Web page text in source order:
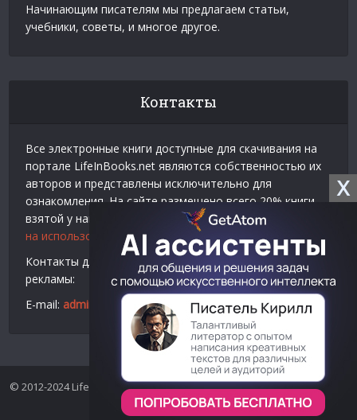
X
Начинающим писателям мы предлагаем статьи,
учебники, советы, и многое другое.
Контакты
Все электронные книги доступные для скачивания на
портале LifeInBooks.net являются собственностью их
авторов и представлены исключительно для
ознакомления. На сайте размещено всего 20% книги
взятой у нашего партнера
Официальное разрешение
на использование материалов Litres .
Контакты для связи по вопросам авторского права и
рекламы:
E-mail: admin@lifeinbooks.net
© 2012-2024 LifeInBooks.net - Скачать бесплатно книги в форматах
fb2, epub, pdf, txt, rtf.